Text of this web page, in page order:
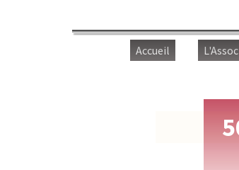
Accueil